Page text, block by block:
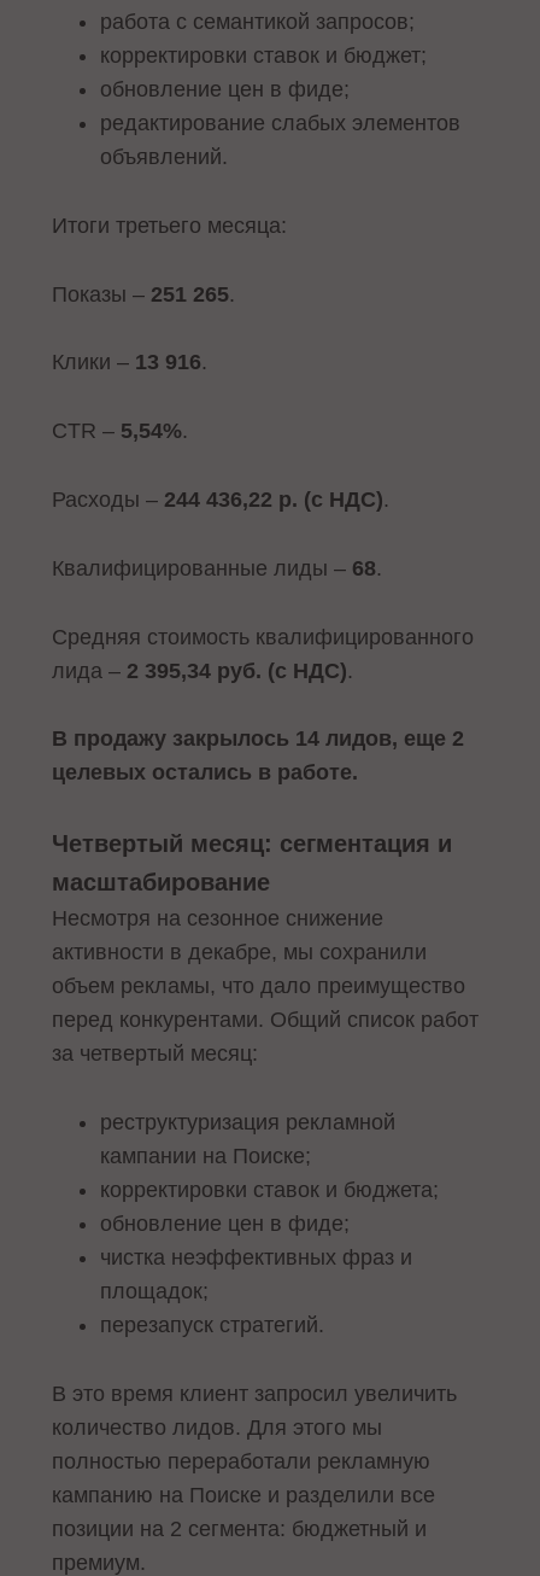
работа с семантикой запросов;
корректировки ставок и бюджет;
обновление цен в фиде;
редактирование слабых элементов
объявлений.
Итоги третьего месяца:
Показы – 251 265.
Клики – 13 916.
CTR – 5,54%.
Расходы – 244 436,22 р. (с НДС).
Квалифицированные лиды – 68.
Средняя стоимость квалифицированного
лида – 2 395,34 руб. (с НДС).
В продажу закрылось 14 лидов, еще 2
целевых остались в работе.
Четвертый месяц: сегментация и
масштабирование
Несмотря на сезонное снижение
активности в декабре, мы сохранили
объем рекламы, что дало преимущество
перед конкурентами. Общий список работ
за четвертый месяц:
реструктуризация рекламной
кампании на Поиске;
корректировки ставок и бюджета;
обновление цен в фиде;
чистка неэффективных фраз и
площадок;
перезапуск стратегий.
В это время клиент запросил увеличить
количество лидов. Для этого мы
полностью переработали рекламную
кампанию на Поиске и разделили все
позиции на 2 сегмента: бюджетный и
премиум.